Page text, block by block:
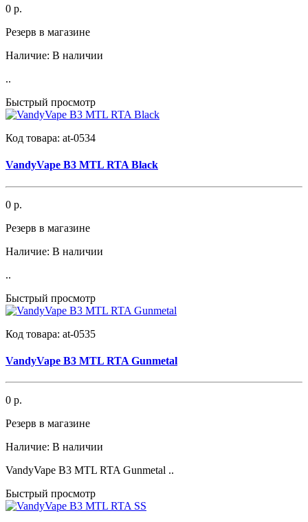
0 р.
Резерв в магазине
Наличие: В наличии
..
Быстрый просмотр
Код товара: at-0534
VandyVape B3 MTL RTA Black
0 р.
Резерв в магазине
Наличие: В наличии
..
Быстрый просмотр
Код товара: at-0535
VandyVape B3 MTL RTA Gunmetal
0 р.
Резерв в магазине
Наличие: В наличии
VandyVape B3 MTL RTA Gunmetal ..
Быстрый просмотр